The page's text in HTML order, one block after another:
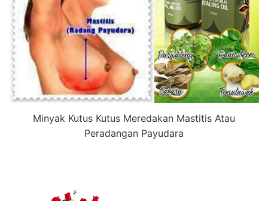
Minyak Kutus Kutus Meredakan Mastitis Atau
Peradangan Payudara